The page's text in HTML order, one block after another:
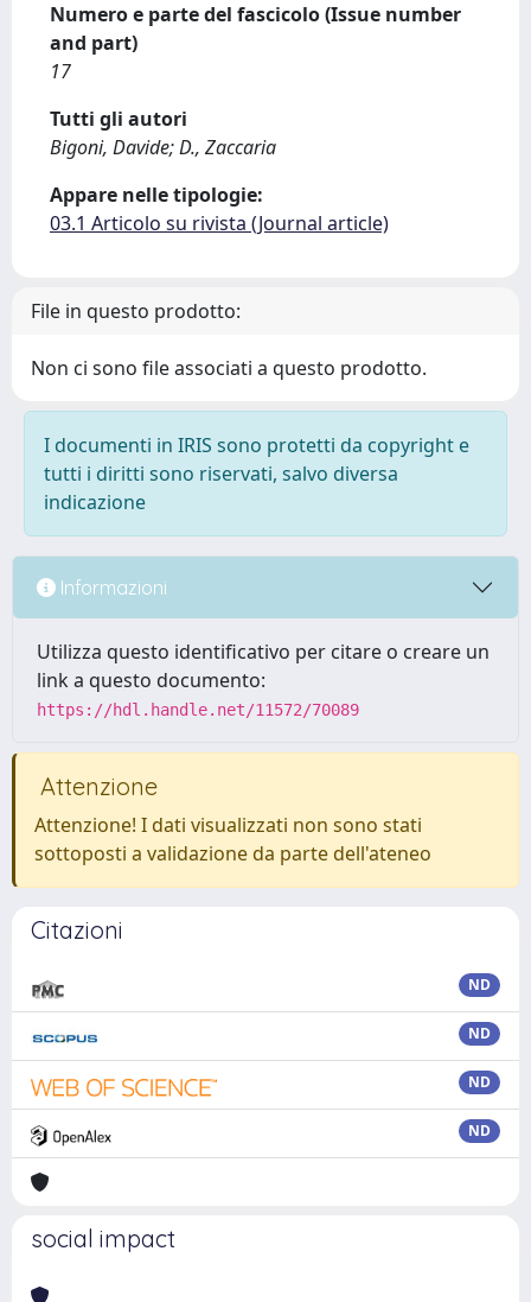
Numero e parte del fascicolo (Issue number
and part)
17
Tutti gli autori
Bigoni, Davide; D., Zaccaria
Appare nelle tipologie:
03.1 Articolo su rivista (Journal article)
File in questo prodotto:
Non ci sono file associati a questo prodotto.
I documenti in IRIS sono protetti da copyright e
tutti i diritti sono riservati, salvo diversa
indicazione
Informazioni
Utilizza questo identificativo per citare o creare un
link a questo documento:
https://hdl.handle.net/11572/70089
Attenzione
Attenzione! I dati visualizzati non sono stati
sottoposti a validazione da parte dell'ateneo
Citazioni
ND
ND
ND
ND
social impact